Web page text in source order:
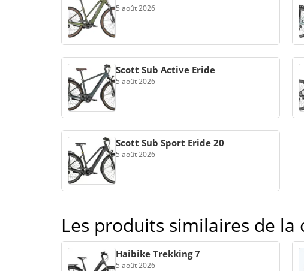
5 août 2026
Scott Sub Active Eride
5 août 2026
Scott Sub Sport Eride 20
5 août 2026
Les produits similaires de la
Haibike Trekking 7
5 août 2026